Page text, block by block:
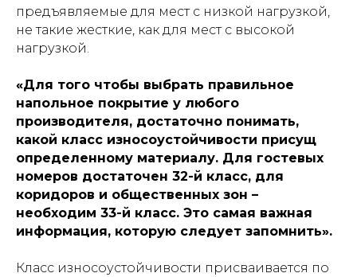
предъявляемые для мест с низкой нагрузкой,
не такие жесткие, как для мест с высокой
нагрузкой.
«Для того чтобы выбрать правильное
напольное покрытие у любого
производителя, достаточно понимать,
какой класс износоустойчивости присущ
определенному материалу. Для гостевых
номеров достаточен 32-й класс, для
коридоров и общественных зон –
необходим 33-й класс. Это самая важная
информация, которую следует запомнить».
Класс износоустойчивости присваивается по